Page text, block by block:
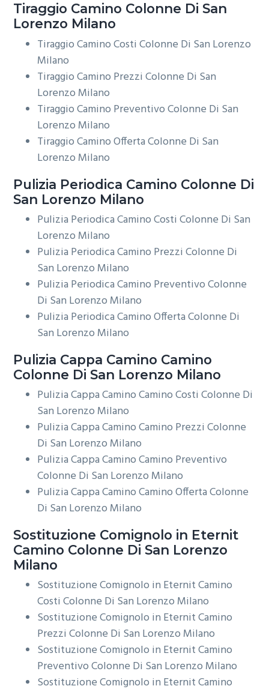
Tiraggio Camino Colonne Di San
Lorenzo Milano
Tiraggio Camino Costi Colonne Di San Lorenzo
Milano
Tiraggio Camino Prezzi Colonne Di San
Lorenzo Milano
Tiraggio Camino Preventivo Colonne Di San
Lorenzo Milano
Tiraggio Camino Offerta Colonne Di San
Lorenzo Milano
Pulizia Periodica Camino Colonne Di
San Lorenzo Milano
Pulizia Periodica Camino Costi Colonne Di San
Lorenzo Milano
Pulizia Periodica Camino Prezzi Colonne Di
San Lorenzo Milano
Pulizia Periodica Camino Preventivo Colonne
Di San Lorenzo Milano
Pulizia Periodica Camino Offerta Colonne Di
San Lorenzo Milano
Pulizia Cappa Camino Camino
Colonne Di San Lorenzo Milano
Pulizia Cappa Camino Camino Costi Colonne Di
San Lorenzo Milano
Pulizia Cappa Camino Camino Prezzi Colonne
Di San Lorenzo Milano
Pulizia Cappa Camino Camino Preventivo
Colonne Di San Lorenzo Milano
Pulizia Cappa Camino Camino Offerta Colonne
Di San Lorenzo Milano
Sostituzione Comignolo in Eternit
Camino Colonne Di San Lorenzo
Milano
Sostituzione Comignolo in Eternit Camino
Costi Colonne Di San Lorenzo Milano
Sostituzione Comignolo in Eternit Camino
Prezzi Colonne Di San Lorenzo Milano
Sostituzione Comignolo in Eternit Camino
Preventivo Colonne Di San Lorenzo Milano
Sostituzione Comignolo in Eternit Camino